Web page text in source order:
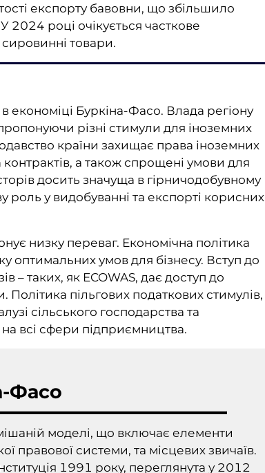
експорту бавовни, що збільшило
2024 році очікується часткове
товари.
економіці Буркіна-Фасо. Влада регіону
різні стимули для іноземних
країни захищає права іноземних
контрактів, а також спрощені умови для
досить значуща в гірничодобувному
роль у видобуванні та експорті корисних
низку переваг. Економічна політика
оптимальних умов для бізнесу. Вступ до
– таких, як ECOWAS, дає доступ до
Політика пільгових податкових стимулів,
сільського господарства та
всі сфери підприємництва.
Фасо
моделі, що включає елементи
правової системи, та місцевих звичаїв.
1991 року, переглянута у 2012